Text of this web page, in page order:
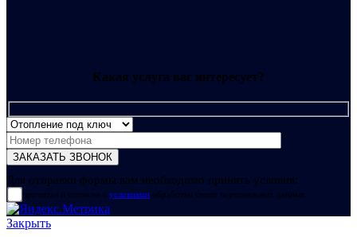
Какая услуга вас интересует?
Для отправки формы вам необходимо принять условия:
прочитал и согласен с условиями обработки своих персональных данных
Закрыть